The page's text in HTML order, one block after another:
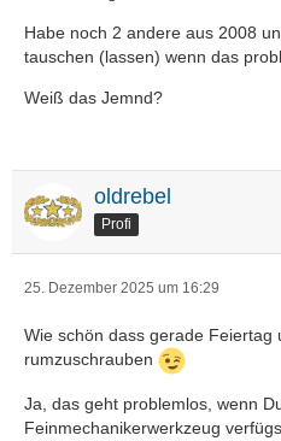
Habe noch 2 andere aus 2008
tauschen (lassen) wenn das
Weiß das Jemnd?
oldrebel
Profi
25. Dezember 2025 um 16:29
Wie schön dass gerade Feiertag
rumzuschrauben
Ja, das geht problemlos, wenn
Feinmechanikerwerkzeug